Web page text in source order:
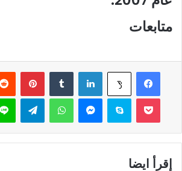
متابعات
فيسبوك ‫X لينكدإن بينتيريست
سكايب واتساب
إقرأ ايضا